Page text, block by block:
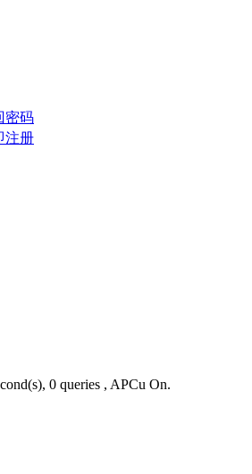
密码
注册
0 queries , APCu On.